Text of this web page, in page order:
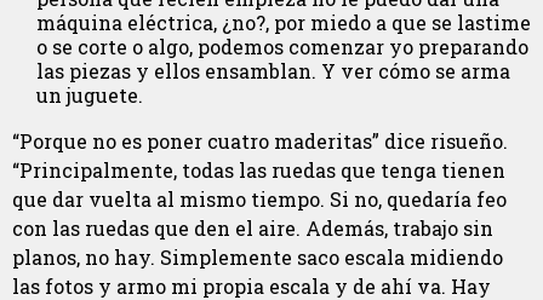
máquina eléctrica, ¿no?, por miedo a que se lastime
o se corte o algo, podemos comenzar yo preparando
las piezas y ellos ensamblan. Y ver cómo se arma
un juguete.
“Porque no es poner cuatro maderitas” dice risueño.
“Principalmente, todas las ruedas que tenga tienen
que dar vuelta al mismo tiempo. Si no, quedaría feo
con las ruedas que den el aire. Además, trabajo sin
planos, no hay. Simplemente saco escala midiendo
las fotos y armo mi propia escala y de ahí va. Hay